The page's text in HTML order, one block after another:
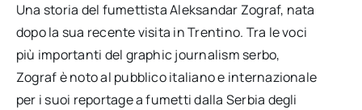
Una storia del fumettista Aleksandar Zograf, nata
dopo la sua recente visita in Trentino. Tra le voci
più importanti del graphic journalism serbo,
Zograf è noto al pubblico italiano e internazionale
per i suoi reportage a fumetti dalla Serbia degli